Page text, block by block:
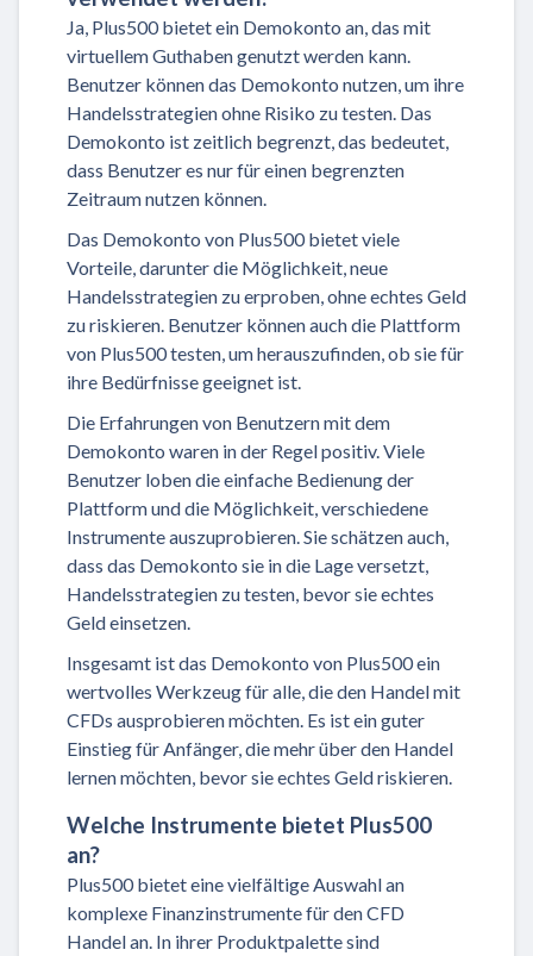
Ja, Plus500 bietet ein Demokonto an, das mit
virtuellem Guthaben genutzt werden kann.
Benutzer können das Demokonto nutzen, um ihre
Handelsstrategien ohne Risiko zu testen. Das
Demokonto ist zeitlich begrenzt, das bedeutet,
dass Benutzer es nur für einen begrenzten
Zeitraum nutzen können.
Das Demokonto von Plus500 bietet viele
Vorteile, darunter die Möglichkeit, neue
Handelsstrategien zu erproben, ohne echtes Geld
zu riskieren. Benutzer können auch die Plattform
von Plus500 testen, um herauszufinden, ob sie für
ihre Bedürfnisse geeignet ist.
Die Erfahrungen von Benutzern mit dem
Demokonto waren in der Regel positiv. Viele
Benutzer loben die einfache Bedienung der
Plattform und die Möglichkeit, verschiedene
Instrumente auszuprobieren. Sie schätzen auch,
dass das Demokonto sie in die Lage versetzt,
Handelsstrategien zu testen, bevor sie echtes
Geld einsetzen.
Insgesamt ist das Demokonto von Plus500 ein
wertvolles Werkzeug für alle, die den Handel mit
CFDs ausprobieren möchten. Es ist ein guter
Einstieg für Anfänger, die mehr über den Handel
lernen möchten, bevor sie echtes Geld riskieren.
Welche Instrumente bietet Plus500
an?
Plus500 bietet eine vielfältige Auswahl an
komplexe Finanzinstrumente für den CFD
Handel an. In ihrer Produktpalette sind